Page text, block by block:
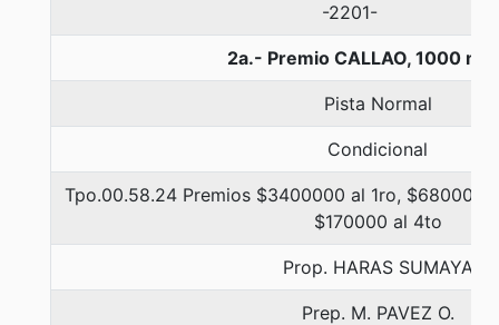
-2201-
2a.- Premio CALLAO, 1000
Pista Normal
Condicional
Tpo.00.58.24 Premios $3400000 al 1ro, $680000
$170000 al 4to
Prop. HARAS SUMAYA
Prep. M. PAVEZ O.